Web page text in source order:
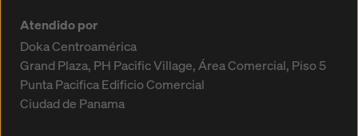
Atendido por
Doka Centroamérica
Grand Plaza, PH Pacific Village, Área Comercial, Piso 5
Punta PacificaEdificio Comercial
Ciudad de Panama